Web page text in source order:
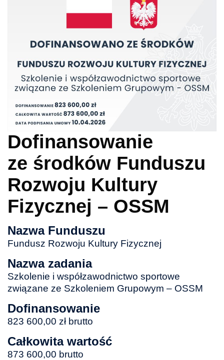
Dofinansowanie
ze środków Funduszu
Rozwoju Kultury
Fizycznej – OSSM
Nazwa Funduszu
Fundusz Rozwoju Kultury Fizycznej
Nazwa zadania
Szkolenie i współzawodnictwo sportowe
związane ze Szkoleniem Grupowym – OSSM
Dofinansowanie
823 600,00 zł brutto
Całkowita wartość
873 600,00 brutto